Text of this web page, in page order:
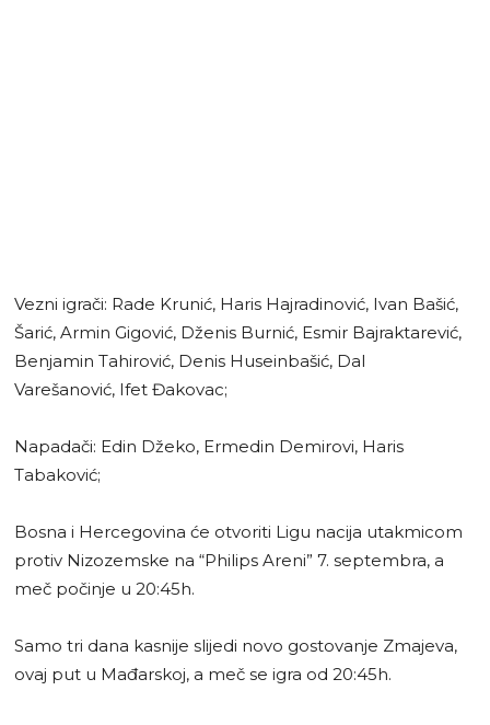
Vezni igrači: Rade Krunić, Haris Hajradinović, Ivan Bašić,
Šarić, Armin Gigović, Dženis Burnić, Esmir Bajraktarević,
Benjamin Tahirović, Denis Huseinbašić, Dal
Varešanović, Ifet Đakovac;
Napadači: Edin Džeko, Ermedin Demirovi, Haris
Tabaković;
Bosna i Hercegovina će otvoriti Ligu nacija utakmicom
protiv Nizozemske na “Philips Areni” 7. septembra, a
meč počinje u 20:45h.
Samo tri dana kasnije slijedi novo gostovanje Zmajeva,
ovaj put u Mađarskoj, a meč se igra od 20:45h.